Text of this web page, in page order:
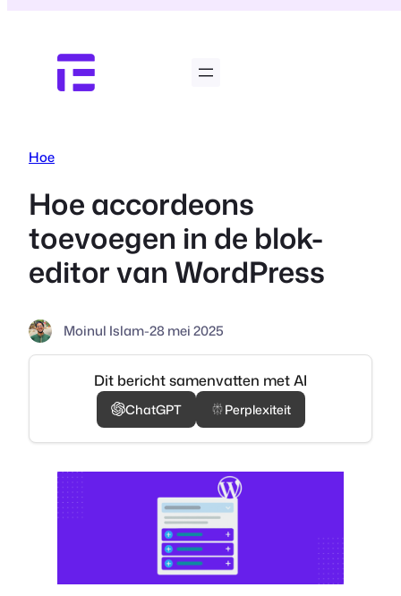
Hoe
Hoe accordeons
toevoegen in de blok-
editor van WordPress
Moinul Islam-28 mei 2025
Dit bericht samenvatten met AI
ChatGPT Perplexiteit